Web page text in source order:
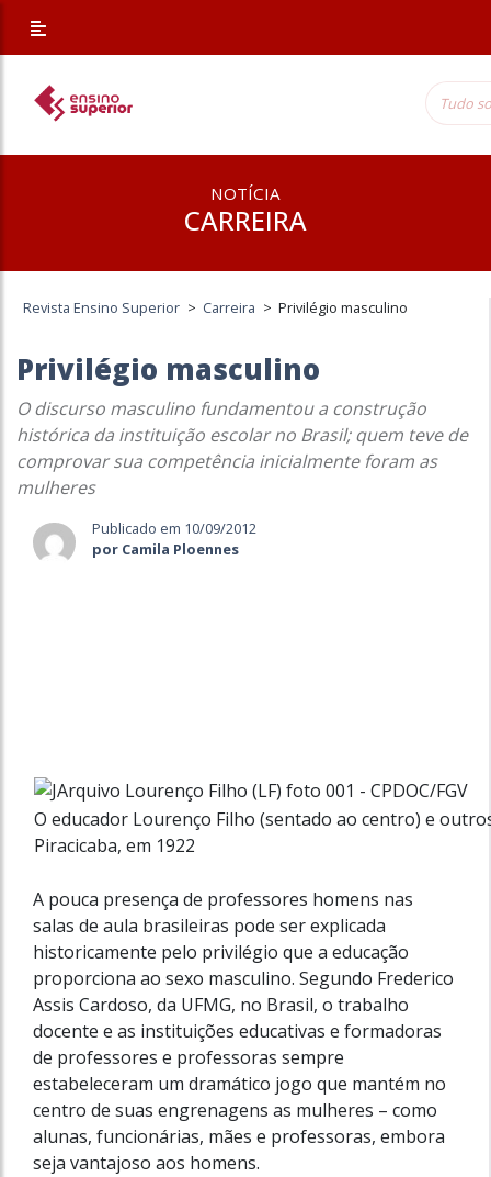
NOTÍCIA
CARREIRA
Revista Ensino Superior > Carreira > Privilégio masculino
Privilégio masculino
O discurso masculino fundamentou a construção
histórica da instituição escolar no Brasil; quem teve de
comprovar sua competência inicialmente foram as
mulheres
Publicado em 10/09/2012
por Camila Ploennes
O educador Lourenço Filho (sentado ao centro) e
Piracicaba, em 1922
A pouca presença de professores homens nas
salas de aula brasileiras pode ser explicada
historicamente pelo privilégio que a educação
proporciona ao sexo masculino. Segundo Frederico
Assis Cardoso, da UFMG, no Brasil, o trabalho
docente e as instituições educativas e formadoras
de professores e professoras sempre
estabeleceram um dramático jogo que mantém no
centro de suas engrenagens as mulheres – como
alunas, funcionárias, mães e professoras, embora
seja vantajoso aos homens.